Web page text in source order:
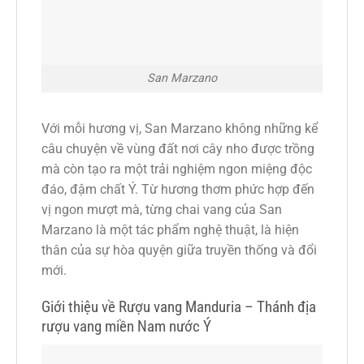
San Marzano
Với mỗi hương vị, San Marzano không những kể
câu chuyện về vùng đất nơi cây nho được trồng
mà còn tạo ra một trải nghiệm ngon miệng độc
đáo, đậm chất Ý. Từ hương thơm phức hợp đến
vị ngon mượt mà, từng chai vang của San
Marzano là một tác phẩm nghệ thuật, là hiện
thân của sự hòa quyện giữa truyền thống và đổi
mới.
Giới thiệu về Rượu vang Manduria – Thánh địa
rượu vang miền Nam nước Ý